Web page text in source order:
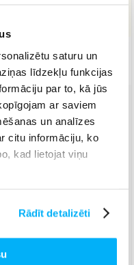
saturu un
līdzekļu funkcijas
par to, kā jūs
ar saviem
un analīzes
citu informāciju, ko
kad lietojat viņu
Rādīt detalizēti